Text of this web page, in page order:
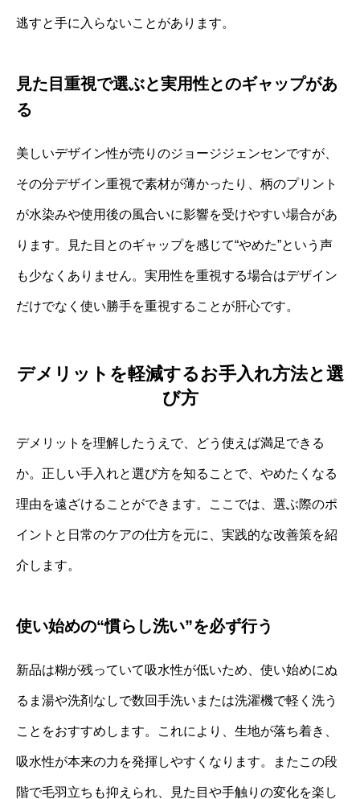
逃すと手に入らないことがあります。
見た目重視で選ぶと実用性とのギャップがあ
る
美しいデザイン性が売りのジョージジェンセンですが、
その分デザイン重視で素材が薄かったり、柄のプリント
が水染みや使用後の風合いに影響を受けやすい場合があ
ります。見た目とのギャップを感じて“やめた”という声
も少なくありません。実用性を重視する場合はデザイン
だけでなく使い勝手を重視することが肝心です。
デメリットを軽減するお手入れ方法と選
び方
デメリットを理解したうえで、どう使えば満足できる
か。正しい手入れと選び方を知ることで、やめたくなる
理由を遠ざけることができます。ここでは、選ぶ際のポ
イントと日常のケアの仕方を元に、実践的な改善策を紹
介します。
使い始めの“慣らし洗い”を必ず行う
新品は糊が残っていて吸水性が低いため、使い始めにぬ
るま湯や洗剤なしで数回手洗いまたは洗濯機で軽く洗う
ことをおすすめします。これにより、生地が落ち着き、
吸水性が本来の力を発揮しやすくなります。またこの段
階で毛羽立ちも抑えられ、見た目や手触りの変化を楽し